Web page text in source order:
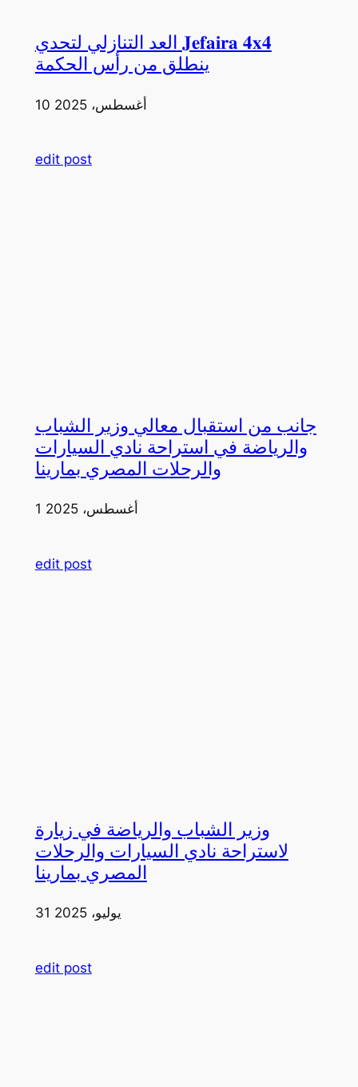
العد التنازلي لتحدي 𝐉𝐞𝐟𝐚𝐢𝐫𝐚 𝟒𝐱𝟒
ينطلق من رأس الحكمة
10 أغسطس، 2025
edit post
جانب من استقبال معالي وزير الشباب
والرياضة في استراحة نادي السيارات
والرحلات المصري بمارينا
1 أغسطس، 2025
edit post
وزير الشباب والرياضة في زيارة
لاستراحة نادي السيارات والرحلات
المصري بمارينا
31 يوليو، 2025
edit post